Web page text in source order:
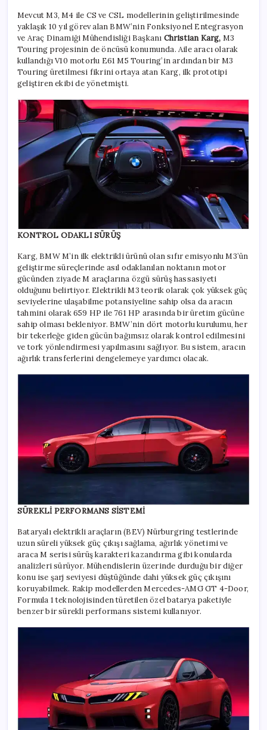
Mevcut M3, M4 ile CS ve CSL modellerinin geliştirilmesinde
yaklaşık 10 yıl görev alan BMW’nin Fonksiyonel Entegrasyon
ve Araç Dinamiği Mühendisliği Başkanı Christian Karg, M3
Touring projesinin de öncüsü konumunda. Aile aracı olarak
kullandığı V10 motorlu E61 M5 Touring’in ardından bir M3
Touring üretilmesi fikrini ortaya atan Karg, ilk prototipi
geliştiren ekibi de yönetmişti.
KONTROL ODAKLI SÜRÜŞ
Karg, BMW M’in ilk elektrikli ürünü olan sıfır emisyonlu M3’ün
geliştirme süreçlerinde asıl odaklanılan noktanın motor
gücünden ziyade M araçlarına özgü sürüş hassasiyeti
olduğunu belirtiyor. Elektrikli M3 teorik olarak çok yüksek güç
seviyelerine ulaşabilme potansiyeline sahip olsa da aracın
tahmini olarak 659 HP ile 761 HP arasında bir üretim gücüne
sahip olması bekleniyor. BMW’nin dört motorlu kurulumu, her
bir tekerleğe giden gücün bağımsız olarak kontrol edilmesini
ve tork yönlendirmesi yapılmasını sağlıyor. Bu sistem, aracın
ağırlık transferlerini dengelemeye yardımcı olacak.
SÜREKLİ PERFORMANS SİSTEMİ
Bataryalı elektrikli araçların (BEV) Nürburgring testlerinde
uzun süreli yüksek güç çıkışı sağlama, ağırlık yönetimi ve
araca M serisi sürüş karakteri kazandırma gibi konularda
analizleri sürüyor. Mühendislerin üzerinde durduğu bir diğer
konu ise şarj seviyesi düştüğünde dahi yüksek güç çıkışını
koruyabilmek. Rakip modellerden Mercedes-AMG GT 4-Door,
Formula 1 teknolojisinden türetilen özel batarya paketiyle
benzer bir sürekli performans sistemi kullanıyor.